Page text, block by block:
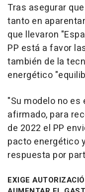
Tras asegurar
tanto en
que llevaron
PP está a favor
también de la
energético
"Su modelo no
afirmado, para
de 2022 el PP
pacto energético
respuesta por
EXIGE